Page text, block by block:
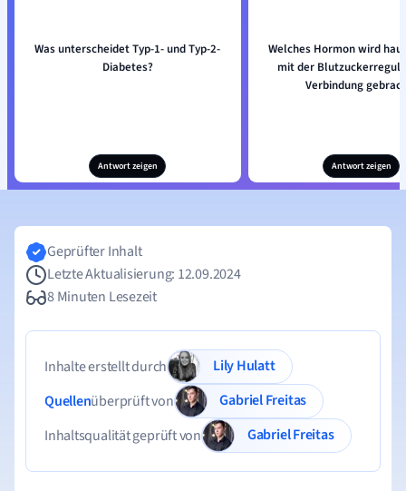
Was unterscheidet Typ-1- und Typ-2-
Diabetes?
Antwort zeigen
Welches Hormon wird
mit der
Verbindung
Antwort zeigen
Geprüfter Inhalt
Letzte Aktualisierung: 12.09.2024
8 Minuten Lesezeit
Inhalte erstellt durch
Lily Hulatt
Quellenüberprüft von
Gabriel Freitas
Inhaltsqualität geprüft von
Gabriel Freitas